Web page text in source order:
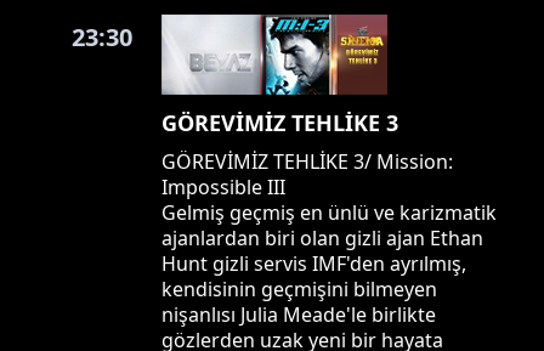
23:30
GÖREVİMİZ TEHLİKE 3
GÖREVİMİZ TEHLİKE 3/ Mission:
Impossible III
Gelmiş geçmiş en ünlü ve karizmatik
ajanlardan biri olan gizli ajan Ethan
Hunt gizli servis IMF'den ayrılmış,
kendisinin geçmişini bilmeyen
nişanlısı Julia Meade'le birlikte
gözlerden uzak yeni bir hayata